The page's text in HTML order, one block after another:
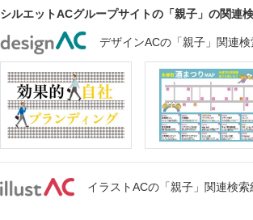
シルエットACグループサイトの「親子」の関連
デザインACの「親子」関連
イラストACの「親子」関連検索